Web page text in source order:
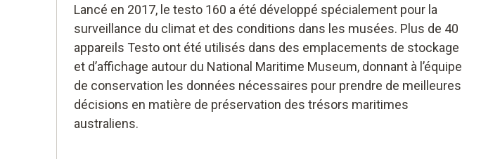
Lancé en 2017, le testo 160 a été développé spécialement pour la
surveillance du climat et des conditions dans les musées. Plus de 40
appareils Testo ont été utilisés dans des emplacements de stockage
et d’affichage autour du National Maritime Museum, donnant à l’équipe
de conservation les données nécessaires pour prendre de meilleures
décisions en matière de préservation des trésors maritimes
australiens.